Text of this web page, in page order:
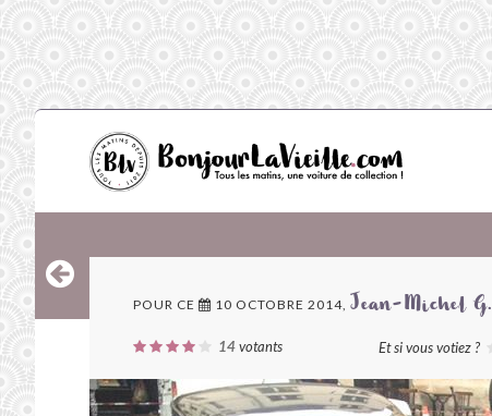
POUR CE 10 OCTOBRE 2014, Jean-Michel G.
14votants Et si vous votiez ?